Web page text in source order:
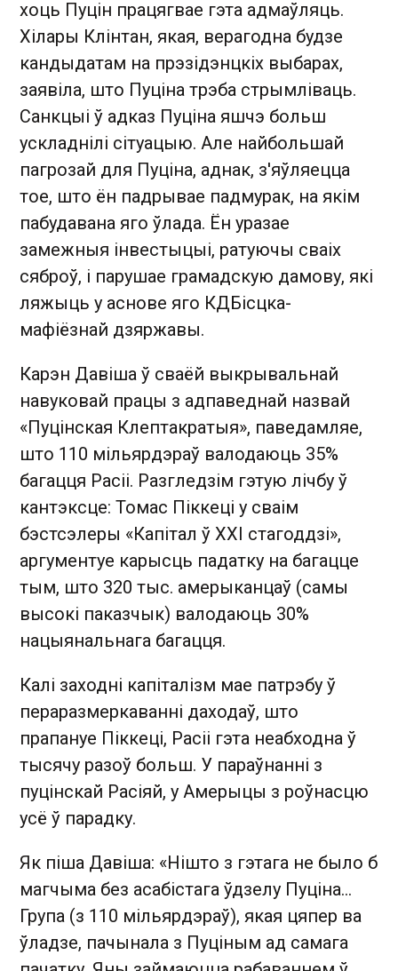
хоць Пуцін працягвае гэта адмаўляць.
Хілары Клінтан, якая, верагодна будзе
кандыдатам на прэзідэнцкіх выбарах,
заявіла, што Пуціна трэба стрымліваць.
Санкцыі ў адказ Пуціна яшчэ больш
ускладнілі сітуацыю. Але найбольшай
пагрозай для Пуціна, аднак, з'яўляецца
тое, што ён падрывае падмурак, на якім
пабудавана яго ўлада. Ён уразае
замежныя інвестыцыі, ратуючы сваіх
сяброў, і парушае грамадскую дамову, які
ляжыць у аснове яго КДБісцка-
мафіёзнай дзяржавы.
Карэн Давіша ў сваёй выкрывальнай
навуковай працы з адпаведнай назвай
«Пуцінская Клептакратыя», паведамляе,
што 110 мільярдэраў валодаюць 35%
багацця Расіі. Разгледзім гэтую лічбу ў
кантэксце: Томас Піккеці у сваім
бэстсэлеры «Капітал ў XXI стагоддзі»,
аргументуе карысць падатку на багацце
тым, што 320 тыс. амерыканцаў (самы
высокі паказчык) валодаюць 30%
нацыянальнага багацця.
Калі заходні капіталізм мае патрэбу ў
пераразмеркаванні даходаў, што
прапануе Піккеці, Расіі гэта неабходна ў
тысячу разоў больш. У параўнанні з
пуцінскай Расіяй, у Амерыцы з роўнасцю
усё ў парадку.
Як піша Давіша: «Нішто з гэтага не было б
магчыма без асабістага ўдзелу Пуціна...
Група (з 110 мільярдэраў), якая цяпер ва
ўладзе, пачынала з Пуціным ад самага